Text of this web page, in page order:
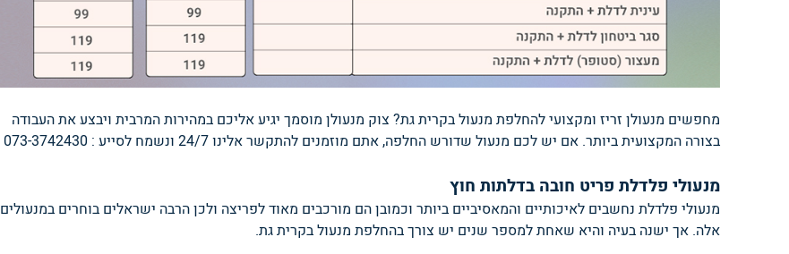
מחפשים מנעולן זריז ומקצועי להחלפת מנעול בקרית גת? צוק מנעולן מוסמך יגיע אליכם במהירות המרבית ויבצע את העבודה
בצורה המקצועית ביותר. אם יש לכם מנעול שדורש החלפה, אתם מוזמנים להתקשר אלינו 24/7 ונשמח לסייע : 073-3742430 .
מנעולי פלדלת פריט חובה בדלתות חוץ
מנעולי פלדלת נחשבים לאיכותיים והמאסיביים ביותר וכמובן הם מורכבים מאוד לפריצה ולכן הרבה ישראלים בוחרים במנעולים
אלה. אך ישנה בעיה והיא שאחת למספר שנים יש צורך בהחלפת מנעול בקרית גת.